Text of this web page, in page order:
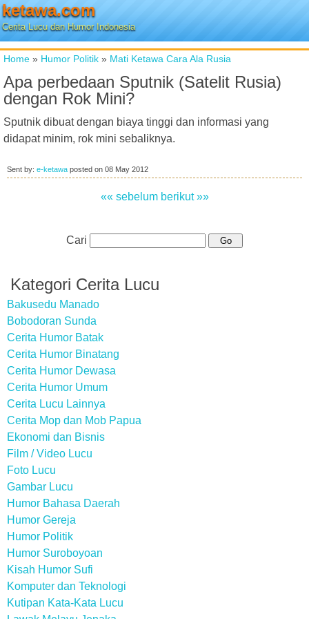
ketawa.com
Cerita Lucu dan Humor Indonesia
Home » Humor Politik » Mati Ketawa Cara Ala Rusia
Apa perbedaan Sputnik (Satelit Rusia)
dengan Rok Mini?
Sputnik dibuat dengan biaya tinggi dan informasi yang
didapat minim, rok mini sebaliknya.
Sent by: e-ketawa posted on 08 May 2012
«« sebelum berikut »»
Cari
Kategori Cerita Lucu
Bakusedu Manado
Bobodoran Sunda
Cerita Humor Batak
Cerita Humor Binatang
Cerita Humor Dewasa
Cerita Humor Umum
Cerita Lucu Lainnya
Cerita Mop dan Mob Papua
Ekonomi dan Bisnis
Film / Video Lucu
Foto Lucu
Gambar Lucu
Humor Bahasa Daerah
Humor Gereja
Humor Politik
Humor Suroboyoan
Kisah Humor Sufi
Komputer dan Teknologi
Kutipan Kata-Kata Lucu